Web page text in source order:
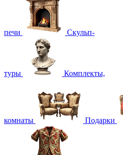
печи Скульп-
туры Комплекты,
комнаты Подарки